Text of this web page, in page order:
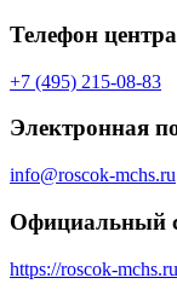
Телефон
+7 (495) 215-08-83
Электронная
info@roscok-mchs.ru
Официальный
https://roscok-mchs.ru